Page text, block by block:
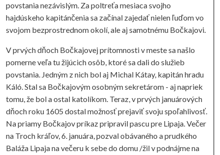
povstania nezávislým. Za poltreťa mesiaca svojho
hajdúskeho kapitánčenia sa začínal zajedať nielen ľuďom vo
svojom bezprostrednom okolí, ale aj samotnému Bočkajovi.
V prvých dňoch Bočkajovej prítomnosti v meste sa našlo
pomerne veľa tu žijúcich osôb, ktoré sa dali do služieb
povstania. Jedným z nich bol aj Michal Kátay, kapitán hradu
Káló. Stal sa Bočkajovým osobným sekretárom - aj napriek
tomu, že bol a ostal katolíkom. Teraz, v prvých januárových
dňoch roku 1605 dostal možnosť prejaviť svoju spoľahlivosť.
Na priamy Bočkajov príkaz pripravil pascu pre Lipaja. Večer
na Troch kráľov, 6. januára, pozval obávaného a prudkého
Baláža Lipaja na večeru k sebe do domu /žil v podnájme na